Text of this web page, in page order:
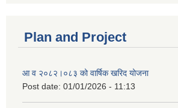
Plan and Project
आ व २०८२।०८३ को वार्षिक खरिद योजना
Post date: 01/01/2026 - 11:13